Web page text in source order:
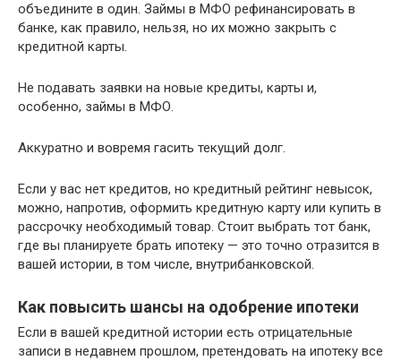
объедините в один. Займы в МФО рефинансировать в
банке, как правило, нельзя, но их можно закрыть с
кредитной карты.
Не подавать заявки на новые кредиты, карты и,
особенно, займы в МФО.
Аккуратно и вовремя гасить текущий долг.
Если у вас нет кредитов, но кредитный рейтинг невысок,
можно, напротив, оформить кредитную карту или купить в
рассрочку необходимый товар. Стоит выбрать тот банк,
где вы планируете брать ипотеку — это точно отразится в
вашей истории, в том числе, внутрибанковской.
Как повысить шансы на одобрение ипотеки
Если в вашей кредитной истории есть отрицательные
записи в недавнем прошлом, претендовать на ипотеку все